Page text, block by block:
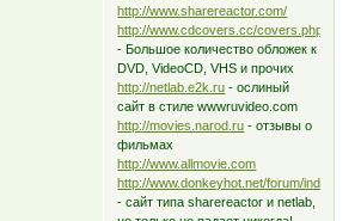
http://www.sharereactor.com/
http://www.cdcovers.cc/covers.php/
- Большое количество обложек к
DVD, VideoCD, VHS и прочих
http://netlab.e2k.ru - ослиный
сайт в стиле wwwruvideo.com
http://movies.narod.ru - отзывы о
фильмах
http://www.allmovie.com
http://www.donkeyhot.net/forum/index.php
- сайт типа sharereactor и netlab,